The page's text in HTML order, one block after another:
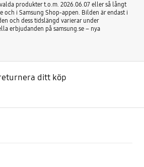
produkter t.o.m. 2026.06.07 eller så långt
och i Samsung Shop-appen. Bilden är endast i
och dess tidslängd varierar under
erbjudanden på samsung.se – nya
ditt köp